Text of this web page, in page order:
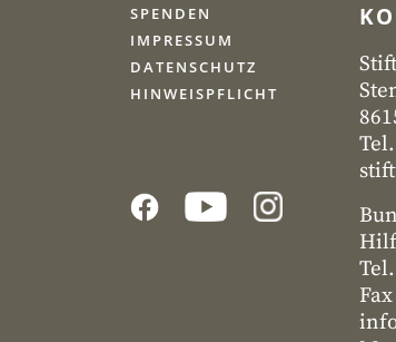
SPENDEN
IMPRESSUM
DATENSCHUTZ
HINWEISPFLICHT